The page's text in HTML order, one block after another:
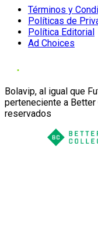
Términos y
Políticas de
Política Editorial
Ad Choices
Bolavip, al igual que
perteneciente a
reservados